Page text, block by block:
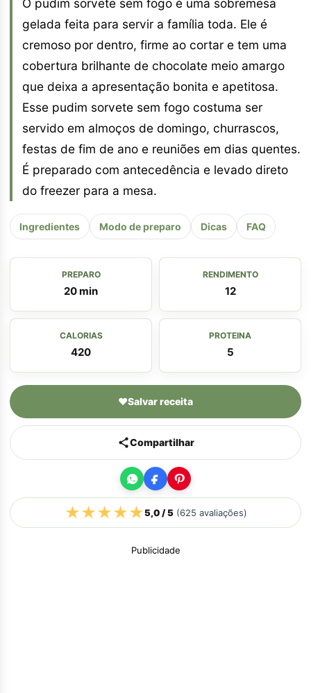
O pudim sorvete sem fogo é uma sobremesa
gelada feita para servir a família toda. Ele é
cremoso por dentro, firme ao cortar e tem uma
cobertura brilhante de chocolate meio amargo
que deixa a apresentação bonita e apetitosa.
Esse pudim sorvete sem fogo costuma ser
servido em almoços de domingo, churrascos,
festas de fim de ano e reuniões em dias quentes.
É preparado com antecedência e levado direto
do freezer para a mesa.
Ingredientes Modo de preparo Dicas FAQ
PREPARO
20 min
RENDIMENTO
12
CALORIAS
420
PROTEINA
5
♥Salvar receita
Compartilhar
★★★★★5,0/ 5(625 avaliações)
Publicidade